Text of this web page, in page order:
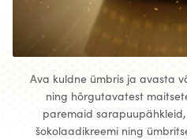
Ava kuldne ümbris ja avasta
ning hõrgutavatest
paremaid
šokolaadikreemi ning